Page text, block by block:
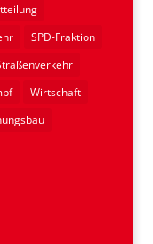
SPD-Fraktion
Wirtschaft